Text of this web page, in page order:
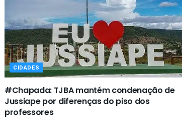
CIDADES
#Chapada: TJBA mantém condenação de
Jussiape por diferenças do piso dos
professores